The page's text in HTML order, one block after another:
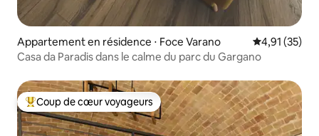
Appartement en résidence ⋅ Foce Varano Évaluation
4,91 (35)
Casa da Paradis dans le calme du parc du Gargano
Coups de cœur voyageurs les plus appréciés
Coup de cœur voyageurs